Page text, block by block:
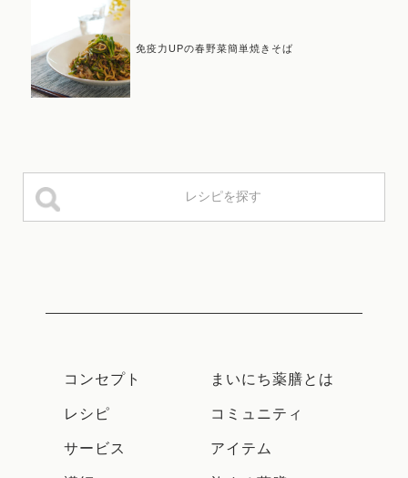
免疫力UPの春野菜簡単焼きそば
コンセプト まいにち薬膳とは
レシピ コミュニティ
サービス アイテム